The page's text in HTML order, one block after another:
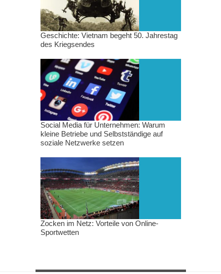
Geschichte: Vietnam begeht 50. Jahrestag
des Kriegsendes
Social Media für Unternehmen: Warum
kleine Betriebe und Selbstständige auf
soziale Netzwerke setzen
Zocken im Netz: Vorteile von Online-
Sportwetten